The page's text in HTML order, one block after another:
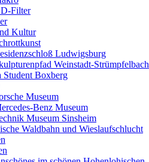
Filter
Kultur
Ludwigsburg
Weinstadt-Strümpfelbach
Student Boxberg
Museum
Benz Museum
Museum Sinsheim
Waldbahn und Wieslaufschlucht